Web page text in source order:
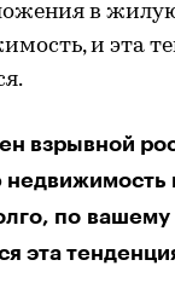
в
и эта
взрывной
недвижимость
по
эта